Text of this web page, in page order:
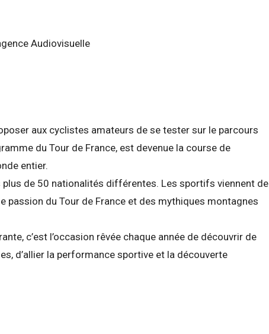
Audiovisuelle
aux cyclistes amateurs de se tester sur le parcours
du Tour de France, est devenue la course de
entier.
de 50 nationalités différentes. Les sportifs viennent de
passion du Tour de France et des mythiques montagnes
c’est l’occasion rêvée chaque année de découvrir de
d’allier la performance sportive et la découverte